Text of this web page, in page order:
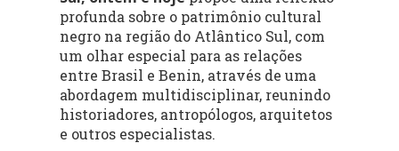
profunda sobre o patrimônio cultural
negro na região do Atlântico Sul, com
um olhar especial para as relações
entre Brasil e Benin, através de uma
abordagem multidisciplinar, reunindo
historiadores, antropólogos, arquitetos
e outros especialistas.